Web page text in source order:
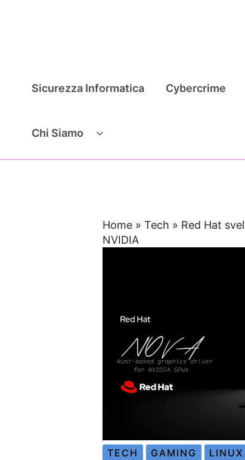
Sicurezza Informatica Cybercrime
Chi Siamo
Home »Tech » Red Hat
NVIDIA
TECH GAMING LINUX